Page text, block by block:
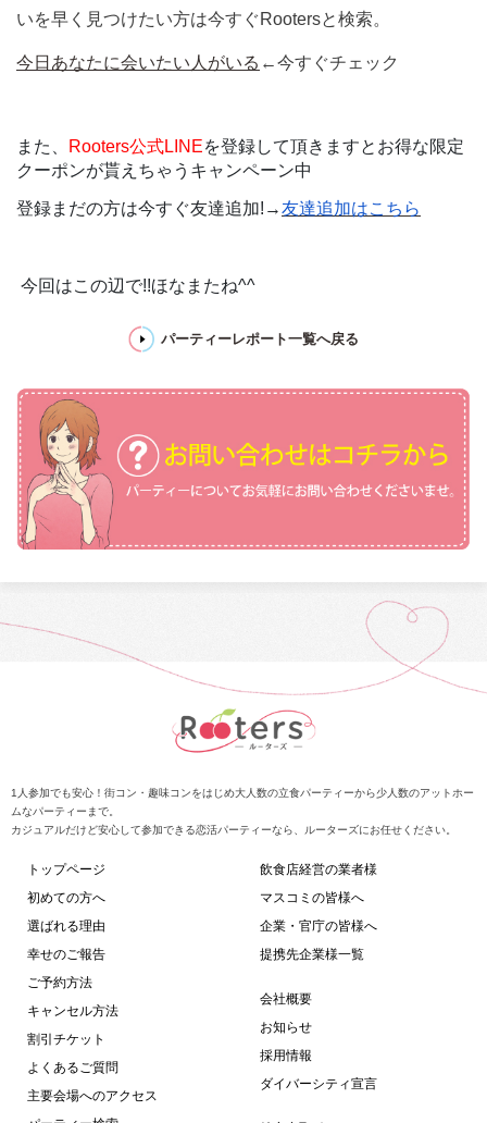
いを早く見つけたい方は今すぐRootersと検索。
今日あなたに会いたい人がいる ←今すぐチェック
また、 Rooters公式LINEを登録して頂きますとお得な限定
クーポンが貰えちゃうキャンペーン中
登録まだの方は今すぐ友達追加!→友達追加はこちら
今回はこの辺で!!ほなまたね^^
パーティーレポート一覧へ戻る
1人参加でも安心！街コン・趣味コンをはじめ大人数の立食パーティーから少人数のアットホー
ムなパーティーまで。
カジュアルだけど安心して参加できる恋活パーティーなら、ルーターズにお任せください。
トップページ
初めての方へ
選ばれる理由
幸せのご報告
ご予約方法
キャンセル方法
割引チケット
よくあるご質問
主要会場へのアクセス
飲食店経営の業者様
マスコミの皆様へ
企業・官庁の皆様へ
提携先企業様一覧
会社概要
お知らせ
採用情報
ダイバーシティ宣言